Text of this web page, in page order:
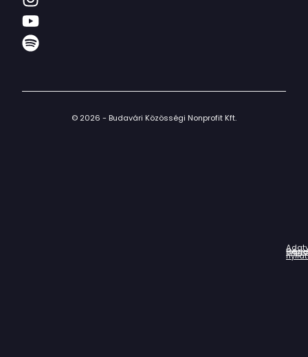
© 2026 - Budavári Közösségi Nonprofit Kft.